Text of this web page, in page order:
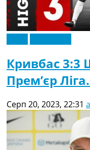
Кривбас 3:3
Прем’єр
Серп 20, 2023, 22:31